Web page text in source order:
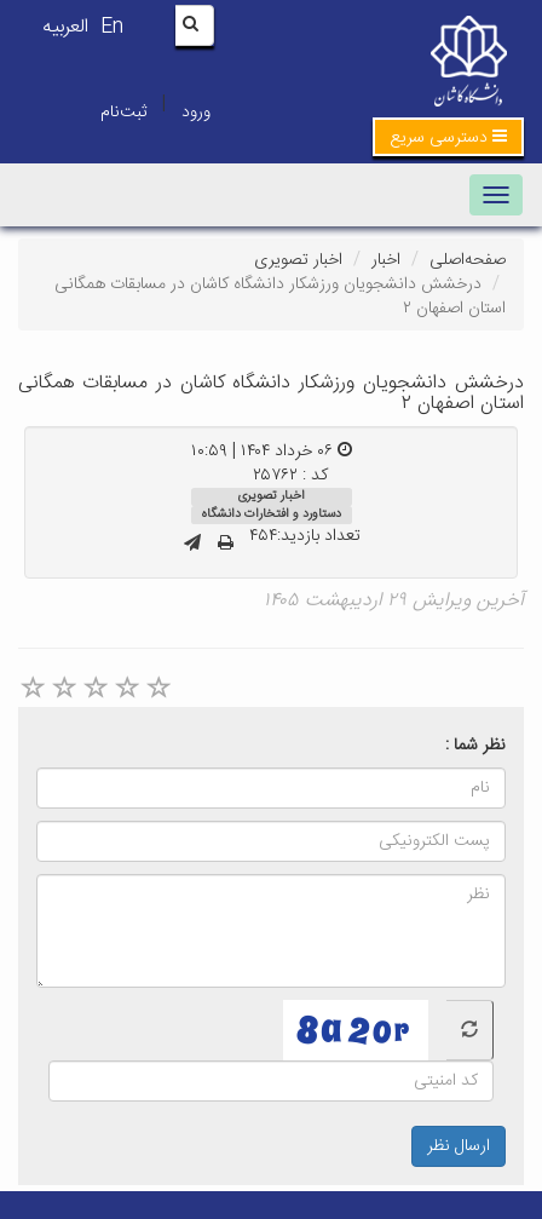
En العربیه
ورود | ثبت‌نام
دسترسی سریع
Toggle navigation
صفحه‌اصلی اخبار
اخبار تصویری
درخشش دانشجویان ورزشکار دانشگاه کاشان در مسابقات همگانی
استان اصفهان ۲
درخشش دانشجویان ورزشکار دانشگاه کاشان در مسابقات همگانی
استان اصفهان ۲
کد : ۲۵۷۶۲
اخبار تصویری
دستاورد و افتخارات دانشگاه
تعداد بازدید:۴۵۴
آخرین ویرایش ۲۹ اردیبهشت ۱۴۰۵
نظر شما :
ارسال نظر